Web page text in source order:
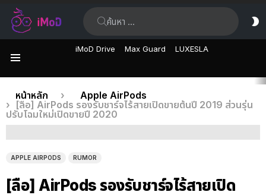
iMoD Drive Max Guard LUXESLA
เรื่อง
ล่าสุด
คุณอยู่ที่นี่:
หน้าหลัก
Apple AirPods
[ลือ] AirPods รองรับชาร์จไร้สายเปิดขายต้นปี 2019 ส่วนรุ่น
ปรับโฉมใหม่เปิดขายปี 2020
APPLE AIRPODS RUMOR
[ลือ] AirPods รองรับชาร์จไร้สายเปิด